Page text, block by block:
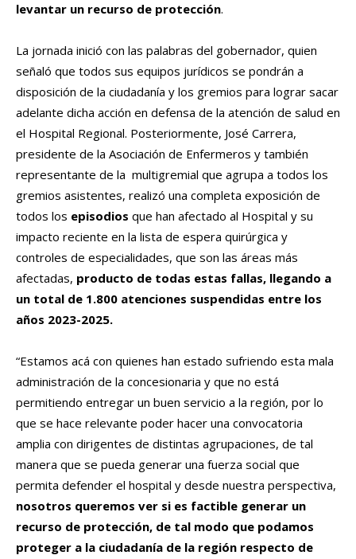
levantar un recurso de protección.
La jornada inició con las palabras del gobernador, quien
señaló que todos sus equipos jurídicos se pondrán a
disposición de la ciudadanía y los gremios para lograr sacar
adelante dicha acción en defensa de la atención de salud en
el Hospital Regional. Posteriormente, José Carrera,
presidente de la Asociación de Enfermeros y también
representante de la multigremial que agrupa a todos los
gremios asistentes, realizó una completa exposición de
todos los episodios que han afectado al Hospital y su
impacto reciente en la lista de espera quirúrgica y
controles de especialidades, que son las áreas más
afectadas, producto de todas estas fallas, llegando a
un total de 1.800 atenciones suspendidas entre los
años 2023-2025.
“Estamos acá con quienes han estado sufriendo esta mala
administración de la concesionaria y que no está
permitiendo entregar un buen servicio a la región, por lo
que se hace relevante poder hacer una convocatoria
amplia con dirigentes de distintas agrupaciones, de tal
manera que se pueda generar una fuerza social que
permita defender el hospital y desde nuestra perspectiva,
nosotros queremos ver si es factible generar un
recurso de protección, de tal modo que podamos
proteger a la ciudadanía de la región respecto de